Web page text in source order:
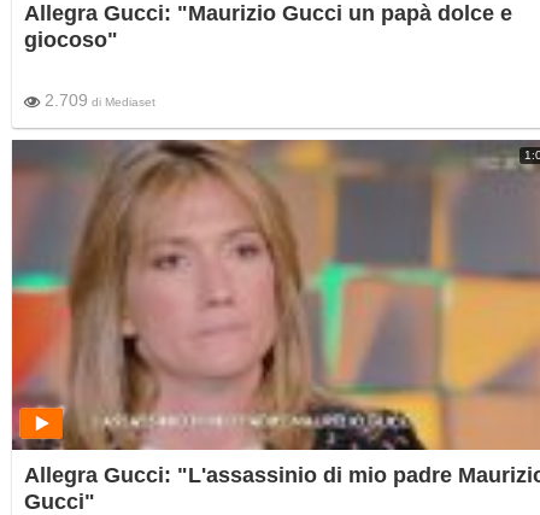
Allegra Gucci: "Maurizio Gucci un papà dolce e
giocoso"
2.709 di Mediaset
Allegra Gucci: "L'assassinio di mio padre
Gucci"